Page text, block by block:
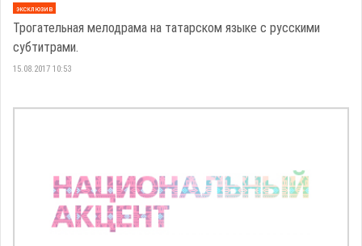
эксклюзив
Трогательная мелодрама на татарском языке с русскими
субтитрами.
15.08.2017 10:53